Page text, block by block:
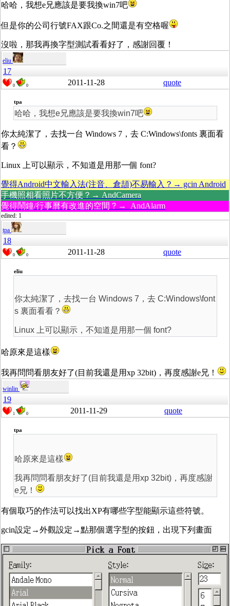
哈哈，我想e兄應該是要我換win7吧
但是你的公司行號FAX跟Co.之間還是有空格喔
沒啦，那我再換字型測試看看好了，感謝回覆！
eliu
17
0 0 2011-11-28 quote
tpa
哈哈，我想e兄應該是要我換win7吧
你太純潔了，去找一台 Windows 7，去 C:Windows\fonts 裏面看
看？
Linux 上可以顯示，不知道是用那一個 font?
覺得Android中文輸入法(注音、倉頡)不易輸入？→ gcin Android
手機照相看照片不方便？→ AndCamera
覺得鬧鐘/行事曆有改進的空間？→ AndAlarm
edited: 1
tpa
18
0 0 2011-11-28 quote
eliu
你太純潔了，去找一台 Windows 7，去 C:Windows\font
s 裏面看看？
Linux 上可以顯示，不知道是用那一個 font?
哈原來是這樣
我再問問看朋友好了(目前我還是用xp 32bit)，再度感謝e兄！
winlin
19
1 0 2011-11-29 quote
tpa
哈原來是這樣
我再問問看朋友好了(目前我還是用xp 32bit)，再度感謝
e兄！
有個取巧的作法可以找出XP有哪些字型能顯示這些符號。
gcin設定→外觀設定→點那個選字型的按鈕，出現下列畫面